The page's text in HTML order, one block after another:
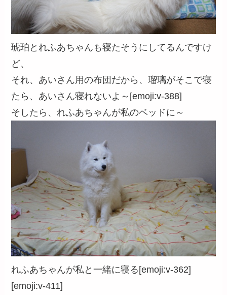
琥珀とれふあちゃんも寝たそうにしてるんですけ
ど、
それ、あいさん用の布団だから、瑠璃がそこで寝
たら、あいさん寝れないよ～[emoji:v-388]
そしたら、れふあちゃんが私のベッドに～
れふあちゃんが私と一緒に寝る[emoji:v-362]
[emoji:v-411]